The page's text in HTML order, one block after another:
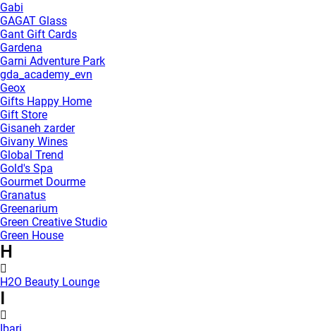
Gabi
GAGAT Glass
Gant Gift Cards
Gardena
Garni Adventure Park
gda_academy_evn
Geox
Gifts Happy Home
Gift Store
Gisaneh zarder
Givany Wines
Global Trend
Gold's Spa
Gourmet Dourme
Granatus
Greenarium
Green Creative Studio
Green House
H
H2O Beauty Lounge